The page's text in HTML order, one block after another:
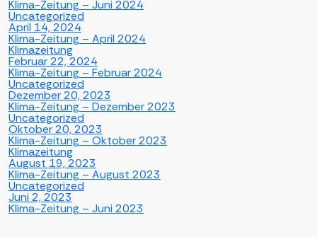
Klima-Zeitung – Juni 2024
Uncategorized
April 14, 2024
Klima-Zeitung – April 2024
Klimazeitung
Februar 22, 2024
Klima-Zeitung – Februar 2024
Uncategorized
Dezember 20, 2023
Klima-Zeitung – Dezember 2023
Uncategorized
Oktober 20, 2023
Klima-Zeitung – Oktober 2023
Klimazeitung
August 19, 2023
Klima-Zeitung – August 2023
Uncategorized
Juni 2, 2023
Klima-Zeitung – Juni 2023